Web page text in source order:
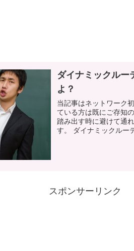
ダイナミックルー
よ？
当記事はネットワーク
ている方は既にご存知
踏み出す時に避けて通
す。 ダイナミックルー
スポンサーリンク